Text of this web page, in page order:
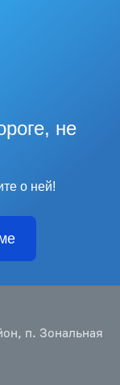
не
о ней!
п. Зональная